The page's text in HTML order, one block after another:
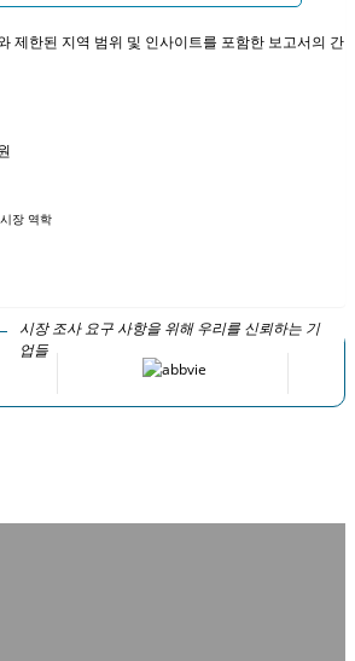
제한된 지역 범위 및 인사이트를 포함한 보고서의 간
시장 역학
시장 조사 요구 사항을 위해 우리를 신뢰하는 기
업들